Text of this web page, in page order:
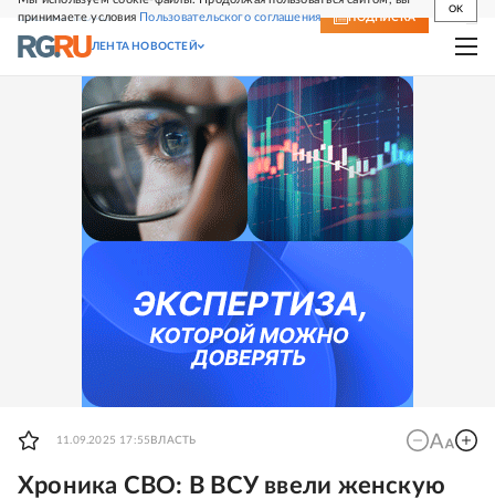
принимаете условия Пользовательского соглашения
OK
СВЕЖИЙ НОМЕР ПОДПИСКА
ЛЕНТА НОВОСТЕЙ
11.09.2025 17:55 ВЛАСТЬ
Хроника СВО: В ВСУ ввели женскую